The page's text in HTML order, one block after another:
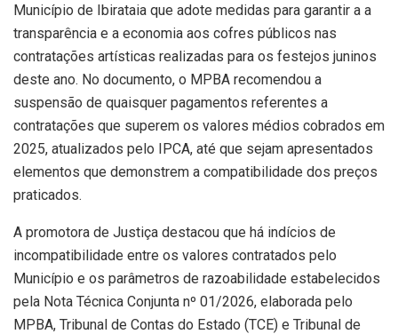
Município de Ibirataia que adote medidas para garantir a a
transparência e a economia aos cofres públicos nas
contratações artísticas realizadas para os festejos juninos
deste ano. No documento, o MPBA recomendou a
suspensão de quaisquer pagamentos referentes a
contratações que superem os valores médios cobrados em
2025, atualizados pelo IPCA, até que sejam apresentados
elementos que demonstrem a compatibilidade dos preços
praticados.
A promotora de Justiça destacou que há indícios de
incompatibilidade entre os valores contratados pelo
Município e os parâmetros de razoabilidade estabelecidos
pela Nota Técnica Conjunta nº 01/2026, elaborada pelo
MPBA, Tribunal de Contas do Estado (TCE) e Tribunal de